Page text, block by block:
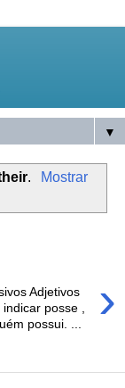
▼
.
Mostrar
›
Adjetivos
posse ,
possui. ...